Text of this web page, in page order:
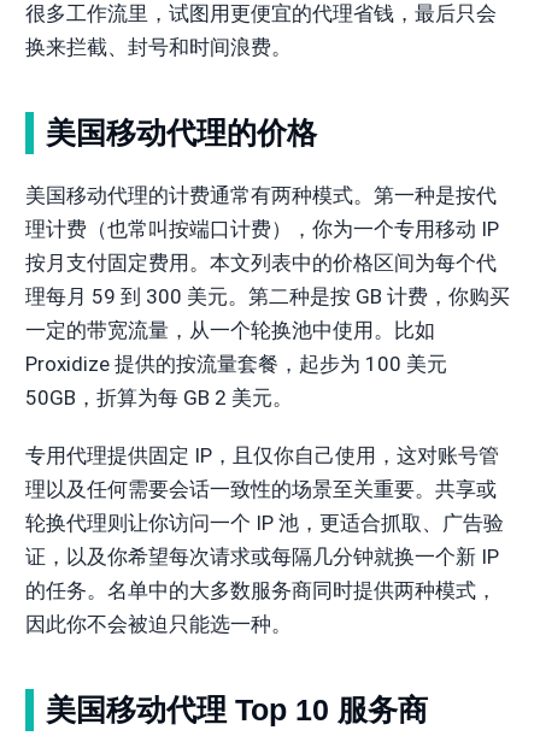
很多工作流里，试图用更便宜的代理省钱，最后只会
换来拦截、封号和时间浪费。
美国移动代理的价格
美国移动代理的计费通常有两种模式。第一种是按代
理计费（也常叫按端口计费），你为一个专用移动 IP
按月支付固定费用。本文列表中的价格区间为每个代
理每月 59 到 300 美元。第二种是按 GB 计费，你购买
一定的带宽流量，从一个轮换池中使用。比如
Proxidize 提供的按流量套餐，起步为 100 美元
50GB，折算为每 GB 2 美元。
专用代理提供固定 IP，且仅你自己使用，这对账号管
理以及任何需要会话一致性的场景至关重要。共享或
轮换代理则让你访问一个 IP 池，更适合抓取、广告验
证，以及你希望每次请求或每隔几分钟就换一个新 IP
的任务。名单中的大多数服务商同时提供两种模式，
因此你不会被迫只能选一种。
美国移动代理 Top 10 服务商